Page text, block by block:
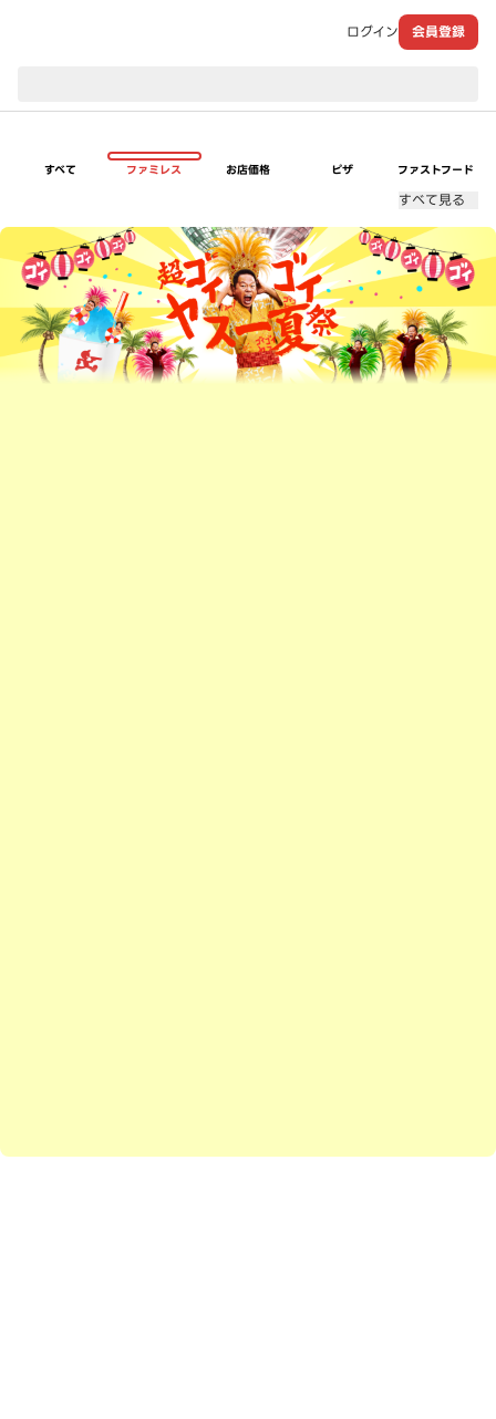
ログイン 会員登録
すべて ファミレス お店価格 ピザ ファストフード
すべて見る
超ゴイゴイヤスー夏祭